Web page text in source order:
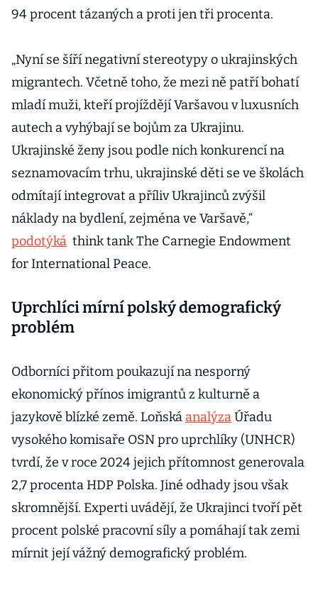
94 procent tázaných a proti jen tři procenta.
„Nyní se šíří negativní stereotypy o ukrajinských
migrantech. Včetně toho, že mezi ně patří bohatí
mladí muži, kteří projíždějí Varšavou v luxusních
autech a vyhýbají se bojům za Ukrajinu.
Ukrajinské ženy jsou podle nich konkurencí na
seznamovacím trhu, ukrajinské děti se ve školách
odmítají integrovat a příliv Ukrajinců zvýšil
náklady na bydlení, zejména ve Varšavě,“
podotýká think tank The Carnegie Endowment
for International Peace.
Uprchlíci mírní polský demografický
problém
Odborníci přitom poukazují na nesporný
ekonomický přínos imigrantů z kulturně a
jazykově blízké země. Loňská analýzaÚřadu
vysokého komisaře OSN pro uprchlíky (UNHCR)
tvrdí, že v roce 2024 jejich přítomnost generovala
2,7 procenta HDP Polska. Jiné odhady jsou však
skromnější. Experti uvádějí, že Ukrajinci tvoří pět
procent polské pracovní síly a pomáhají tak zemi
mírnit její vážný demografický problém.